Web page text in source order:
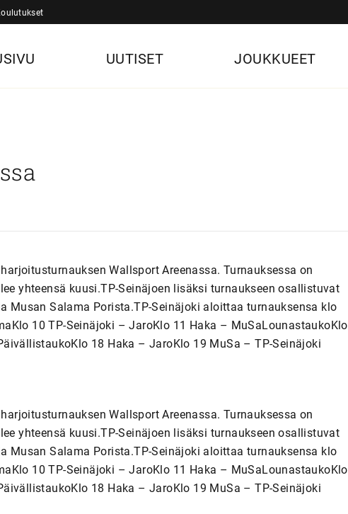
UUTISET JOUKKUEET
Wallsport Areenassa. Turnauksessa on
yhteensä kuusi.TP-Seinäjoen lisäksi turnaukseen osallistuvat
Musan Salama Porista.TP-Seinäjoki aloittaa turnauksensa klo
10 TP-Seinäjoki – JaroKlo 11 Haka – MuSaLounastaukoKlo
18 Haka – JaroKlo 19 MuSa – TP-Seinäjoki
Wallsport Areenassa. Turnauksessa on
yhteensä kuusi.TP-Seinäjoen lisäksi turnaukseen osallistuvat
Musan Salama Porista.TP-Seinäjoki aloittaa turnauksensa klo
10 TP-Seinäjoki – JaroKlo 11 Haka – MuSaLounastaukoKlo
18 Haka – JaroKlo 19 MuSa – TP-Seinäjoki